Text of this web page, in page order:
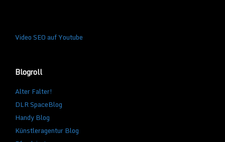
Video SEO auf Youtube
Blogroll
Alter Falter!
DLR SpaceBlog
Handy Blog
Künstleragentur Blog